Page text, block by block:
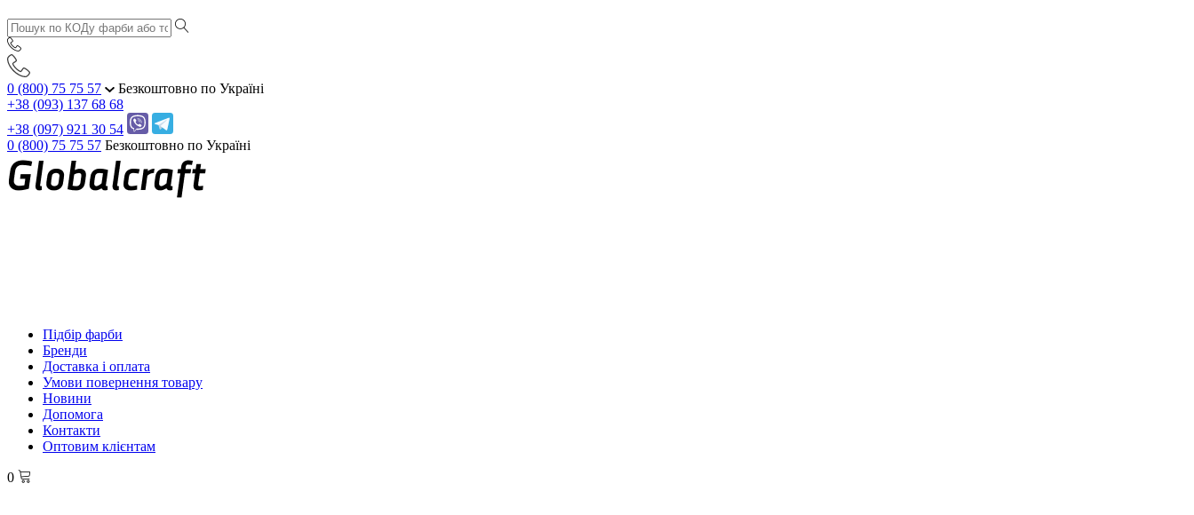
0 (800) 75 75 57
Безкоштовно по Україні
+38 (093) 137 68 68
+38 (097) 921 30 54
0 (800) 75 75 57 Безкоштовно по Україні
Підбір фарби
Бренди
Доставка і оплата
Умови повернення товару
Новини
Допомога
Контакти
Оптовим клієнтам
0